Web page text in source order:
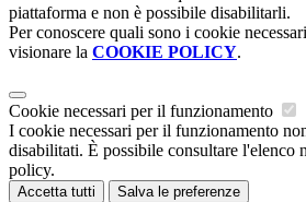
piattaforma e non è possibile disabilitarli.
Per conoscere quali sono i cookie
visionare la COOKIE POLICY.
Cookie necessari per il funzionamento
I cookie necessari per il funzionamento
disabilitati. È possibile consultare l'elenco
policy.
Accetta tutti Salva le preferenze